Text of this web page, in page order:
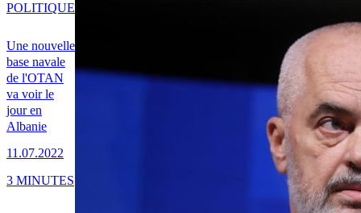
Une nouvelle
base navale
de l'OTAN
va voir le
jour en
Albanie
11.07.2022
POLITIQUE
3 MINUTES